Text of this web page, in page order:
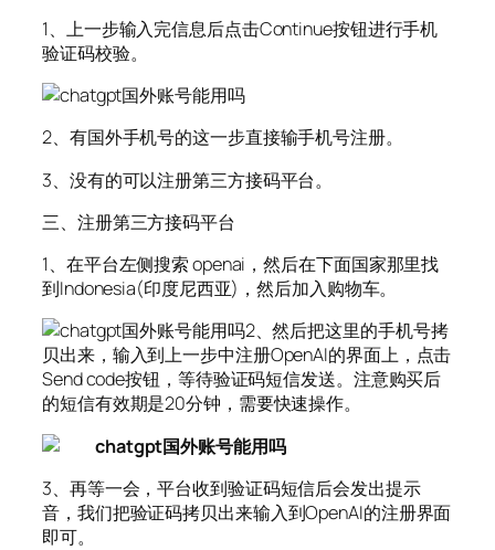
1、上一步输入完信息后点击Continue按钮进行手机
验证码校验。
2、有国外手机号的这一步直接输手机号注册。
3、没有的可以注册第三方接码平台。
三、注册第三方接码平台
1、在平台左侧搜索 openai，然后在下面国家那里找
到Indonesia(印度尼西亚)，然后加入购物车。
2、然后把这里的手机号拷
贝出来，输入到上一步中注册OpenAI的界面上，点击
Send code按钮，等待验证码短信发送。注意购买后
的短信有效期是20分钟，需要快速操作。
3、再等一会，平台收到验证码短信后会发出提示
音，我们把验证码拷贝出来输入到OpenAI的注册界面
即可。